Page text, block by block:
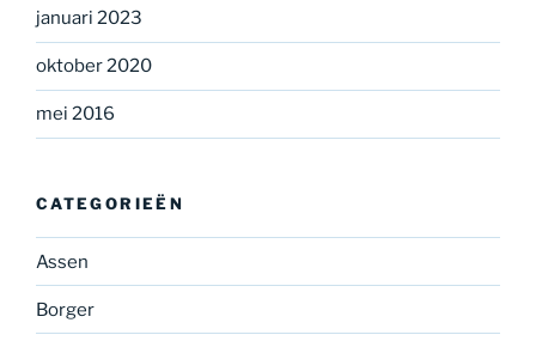
januari 2023
oktober 2020
mei 2016
CATEGORIEËN
Assen
Borger